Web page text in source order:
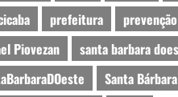
prefeitura
prevenção
Piovezan
santa barbara
Santa Bárbara